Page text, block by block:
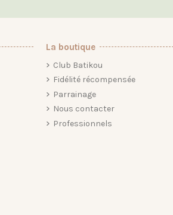
La boutique
Club Batikou
Fidélité récompensée
Parrainage
Nous contacter
Professionnels